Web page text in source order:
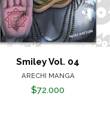
Smiley Vol. 04
ARECHI MANGA
$72.000